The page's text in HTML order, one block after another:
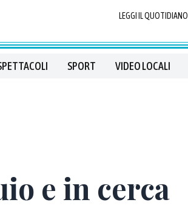
LEGGI IL QUOTIDIANO
SPORT VIDEO LOCALI
e in cerca